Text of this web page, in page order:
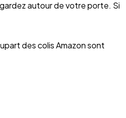
autour de votre porte. Si
des colis Amazon sont